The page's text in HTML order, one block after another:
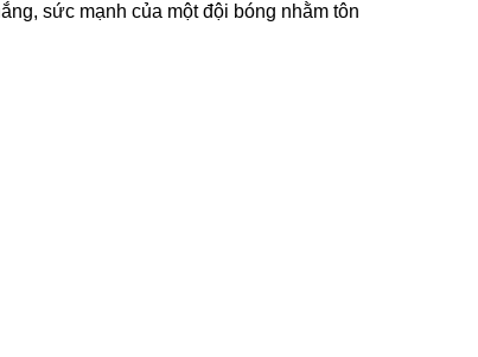
sức mạnh của một đội bóng nhằm tôn